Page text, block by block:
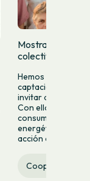
Mostramos
colectivamente
Hemos lanzado
captación para
invitar a más
Con ella
consumir energía
energético desde
acción colectiva.
Cooperativa